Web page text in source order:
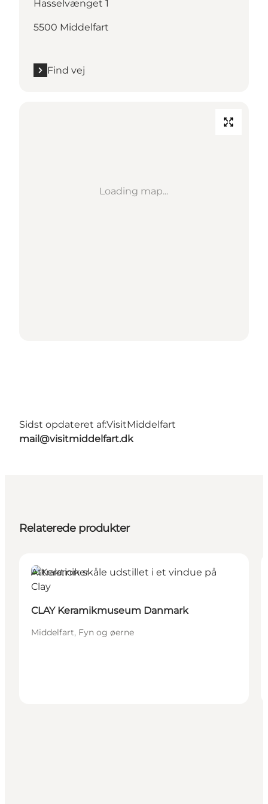
Hasselvænget 1
5500 Middelfart
Find vej
Loading map...
Sidst opdateret af:VisitMiddelfart
mail@visitmiddelfart.dk
Relaterede produkter
Attraktioner
CLAY Keramikmuseum Danmark
Middelfart, Fyn og øerne